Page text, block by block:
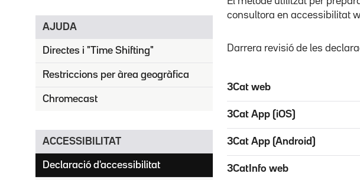
AJUDA
Directes i "Time Shifting"
Restriccions per àrea geogràfica
Chromecast
ACCESSIBILITAT
Declaració d'accessibilitat
consultora en accessibilitat
Darrera revisió de les
3Cat web
3Cat App (iOS)
3Cat App (Android)
3CatInfo web